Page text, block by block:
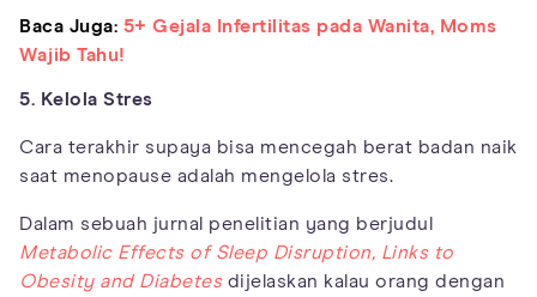
Baca Juga: 5+ Gejala Infertilitas pada Wanita, Moms
Wajib Tahu!
5. Kelola Stres
Cara terakhir supaya bisa mencegah berat badan naik
saat menopause adalah mengelola stres.
Dalam sebuah jurnal penelitian yang berjudul
Metabolic Effects of Sleep Disruption, Links to
Obesity and Diabetesdijelaskan kalau orang dengan